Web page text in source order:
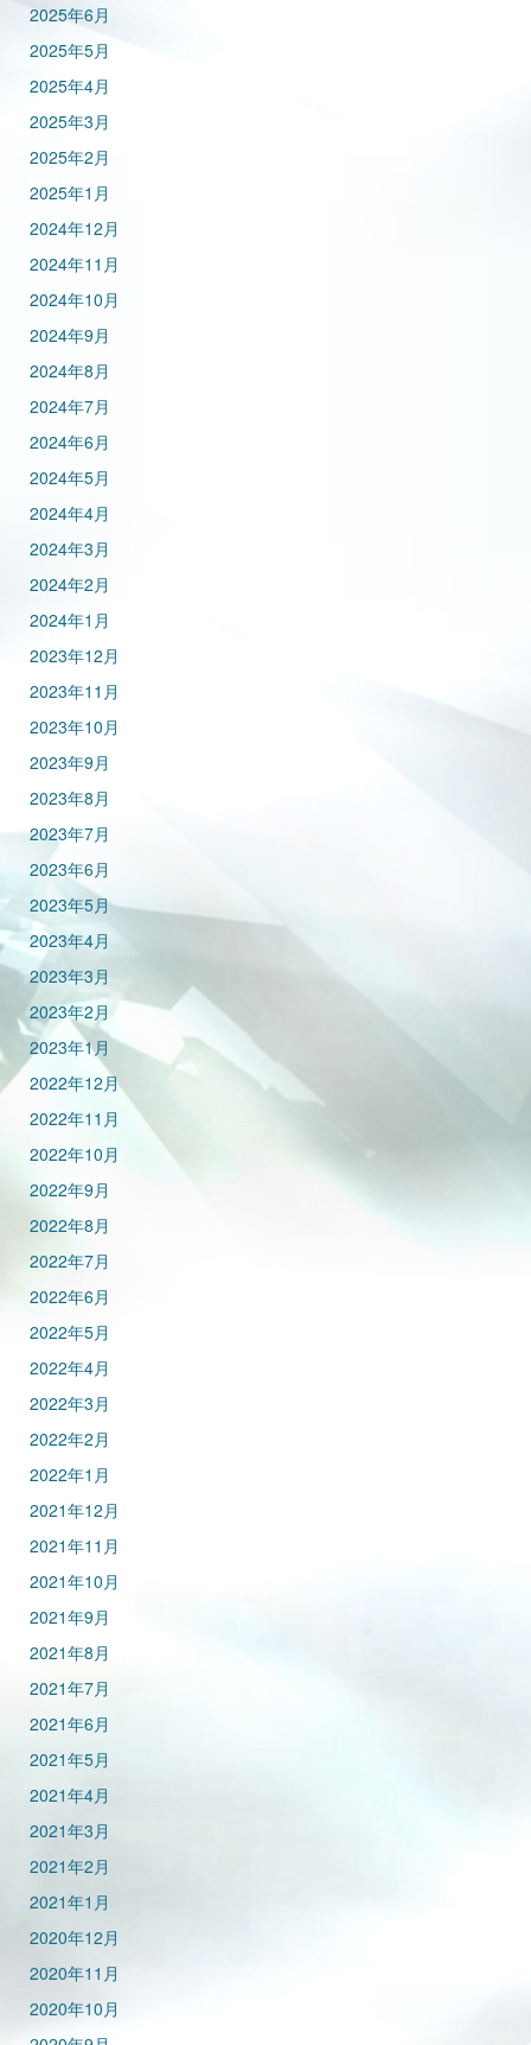
2025年6月
2025年5月
2025年4月
2025年3月
2025年2月
2025年1月
2024年12月
2024年11月
2024年10月
2024年9月
2024年8月
2024年7月
2024年6月
2024年5月
2024年4月
2024年3月
2024年2月
2024年1月
2023年12月
2023年11月
2023年10月
2023年9月
2023年8月
2023年7月
2023年6月
2023年5月
2023年4月
2023年3月
2023年2月
2023年1月
2022年12月
2022年11月
2022年10月
2022年9月
2022年8月
2022年7月
2022年6月
2022年5月
2022年4月
2022年3月
2022年2月
2022年1月
2021年12月
2021年11月
2021年10月
2021年9月
2021年8月
2021年7月
2021年6月
2021年5月
2021年4月
2021年3月
2021年2月
2021年1月
2020年12月
2020年11月
2020年10月